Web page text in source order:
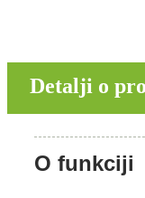
Detalji o
O funkciji